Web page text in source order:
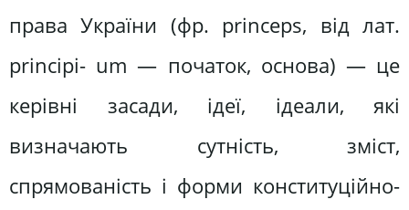
права України (фр. princeps, від лат.
principi- um — початок, основа) — це
керівні засади, ідеї, ідеали, які
визначають сутність, зміст,
спрямованість і форми конституційно-